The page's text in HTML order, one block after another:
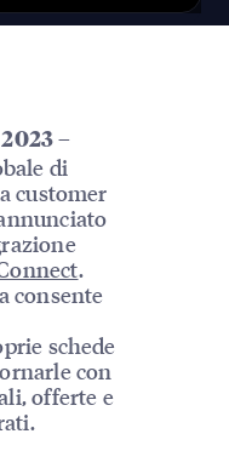
–
di
customer
.
consente
schede
con
offerte e